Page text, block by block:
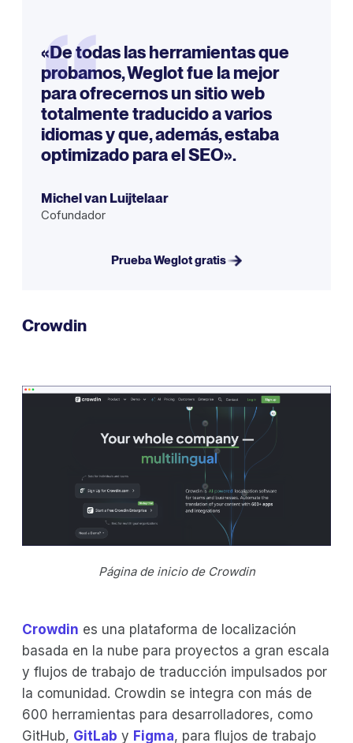
«De todas las herramientas que
probamos, Weglot fue la mejor
para ofrecernos un sitio web
totalmente traducido a varios
idiomas y que, además, estaba
optimizado para el SEO».
Michel van Luijtelaar
Cofundador
Prueba Weglot gratis
“
Crowdin
Página de inicio de Crowdin
Crowdin es una plataforma de localización
basada en la nube para proyectos a gran escala
y flujos de trabajo de traducción impulsados por
la comunidad. Crowdin se integra con más de
600 herramientas para desarrolladores, como
GitHub, GitLab y Figma, para flujos de trabajo